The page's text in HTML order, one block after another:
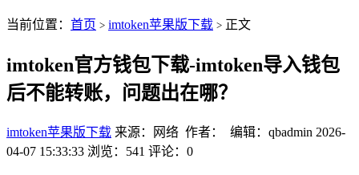
当前位置： 首页 > imtoken苹果版下载 > 正文
imtoken官方钱包下载-imtoken导入钱包
后不能转账，问题出在哪？
imtoken苹果版下载 来源：网络 作者： 编辑：qbadmin 2026-
04-07 15:33:33 浏览：541 评论：0